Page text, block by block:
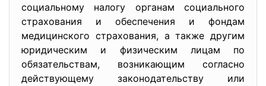
социальному налогу органам социального
страхования и обеспечения и фондам
медицинского страхования, а также другим
юридическим и физическим лицам по
обязательствам, возникающим согласно
действующему законодательству или